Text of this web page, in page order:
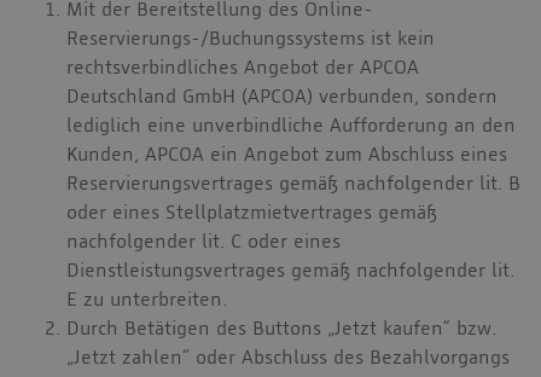
Mit der Bereitstellung des Online-
Reservierungs-/Buchungssystems ist kein
rechtsverbindliches Angebot der APCOA
Deutschland GmbH (APCOA) verbunden, sondern
lediglich eine unverbindliche Aufforderung an den
Kunden, APCOA ein Angebot zum Abschluss eines
Reservierungsvertrages gemäß nachfolgender lit. B
oder eines Stellplatzmietvertrages gemäß
nachfolgender lit. C oder eines
Dienstleistungsvertrages gemäß nachfolgender lit.
E zu unterbreiten.
Durch Betätigen des Buttons „Jetzt kaufen“ bzw.
„Jetzt zahlen“ oder Abschluss des Bezahlvorgangs